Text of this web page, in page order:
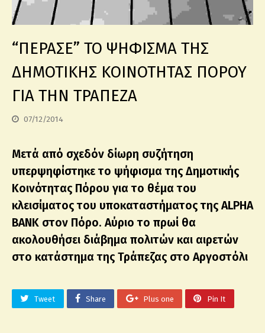
“ΠΕΡΑΣΕ” ΤΟ ΨΗΦΙΣΜΑ ΤΗΣ
ΔΗΜΟΤΙΚΗΣ ΚΟΙΝΟΤΗΤΑΣ ΠΟΡΟΥ
ΓΙΑ ΤΗΝ ΤΡΑΠΕΖΑ
07/12/2014
Μετά από σχεδόν δίωρη συζήτηση
υπερψηφίστηκε το ψήφισμα της Δημοτικής
Κοινότητας Πόρου για το θέμα του
κλεισίματος του υποκαταστήματος της ALPHA
BANK στον Πόρο. Αύριο το πρωί θα
ακολουθήσει διάβημα πολιτών και αιρετών
στο κατάστημα της Τράπεζας στο Αργοστόλι
Tweet Share Plus one Pin It